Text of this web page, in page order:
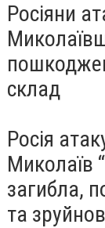
Росіяни
склад
Росія
Миколаїв
загибла,
та